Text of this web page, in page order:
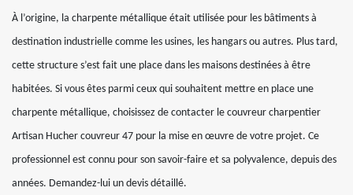
À l’origine, la charpente métallique était utilisée pour les bâtiments à
destination industrielle comme les usines, les hangars ou autres. Plus tard,
cette structure s’est fait une place dans les maisons destinées à être
habitées. Si vous êtes parmi ceux qui souhaitent mettre en place une
charpente métallique, choisissez de contacter le couvreur charpentier
Artisan Hucher couvreur 47 pour la mise en œuvre de votre projet. Ce
professionnel est connu pour son savoir-faire et sa polyvalence, depuis des
années. Demandez-lui un devis détaillé.